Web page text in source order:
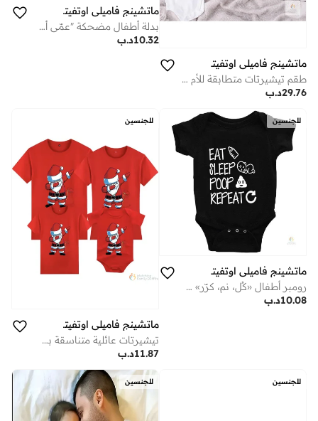
ماتشينج فاميلي اوتفيتس
طقم تيشيرتات متطابقة للأم والطفل والرضيع | تيشيرتات عائلية مطبوعة بعبارة "تمنيت أمنية فتحققت" | طقم ملابس كومبو للأم والطفل | ملابس قطنية متطابقة للنساء والأطفال والرضع
د.ب29.76
ماتشينج فاميلي اوتفيتس
بدلة أطفال مضحكة "عمّي أعزب" – رومبر رضّع بطباعة نظارة شمسية لطيفة، مصنوع من قطن ناعم بأكمام قصيرة، زي مريح لحديثي الولادة، مناسب للأولاد والبنات، هدية عائلية مرِحة ولطيفة للأطفال (أبيض)
د.ب10.32
للجنسين
ماتشينج فاميلي اوتفيتس
رومبر أطفال «كُل، نم، كرّر» – بودي سوت مضحك للجنسين للرضّع، جمبسوت قطنية ناعمة بأكمام قصيرة لحديثي الولادة للأولاد والبنات، ملابس أطفال لطيفة (أسود)
د.ب10.08
للجنسين
ماتشينج فاميلي اوتفيتس
تيشيرتات عائلية متناسقة بطبعة بابا نويل - ملابس عائلية حمراء لعيد الميلاد | تيشيرتات قطنية بطبعة بابا نويل احتفالية للأم والأب والأطفال والرضع | طقم ملابس لحفلات الأعياد
د.ب11.87
للجنسين للجنسين